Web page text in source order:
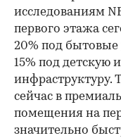
исследованиям
первого этажа
20% под бытовые
15% под детскую
инфраструктуру.
сейчас в
помещения на
значительно